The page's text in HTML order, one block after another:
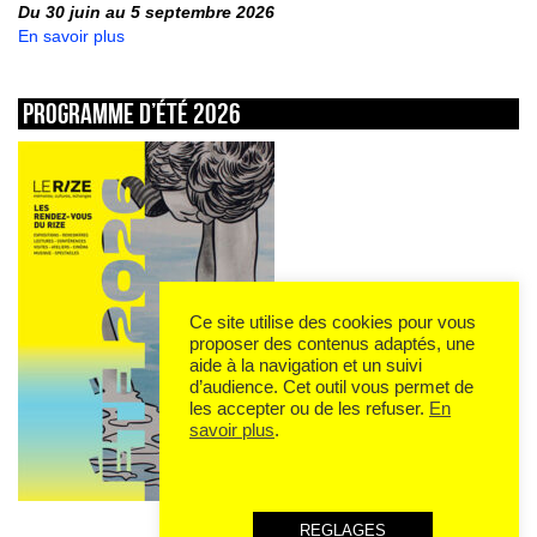
Du 30 juin au 5 septembre 2026
En savoir plus
Programme d’été 2026
Ce site utilise des cookies pour vous
proposer des contenus adaptés, une
aide à la navigation et un suivi
d’audience. Cet outil vous permet de
les accepter ou de les refuser. En
savoir plus.
REGLAGES